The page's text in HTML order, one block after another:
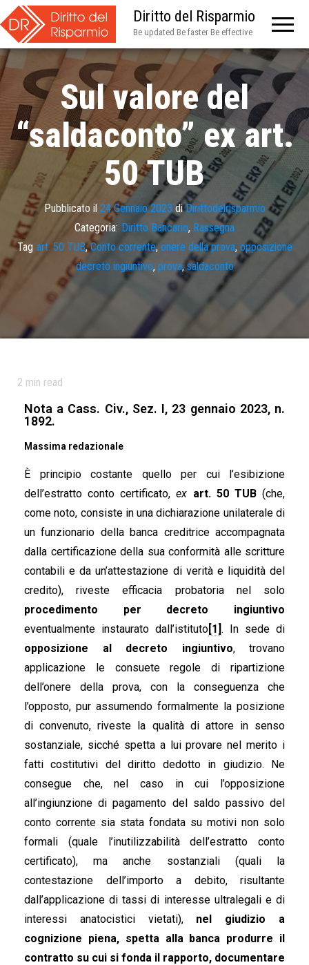
Diritto del Risparmio
Be updated Be faster Be effective
Sul valore del
“saldaconto” ex art.
50 TUB
Pubblicato il 24 Gennaio 2023 diDirittodelrisparmio
Categoria: Diritto Bancario, Rassegna
Tag art. 50 TUB,Conto corrente, onere della prova, opposizione
decreto ingiuntivo, prova, saldaconto
2 min read
Nota a Cass. Civ., Sez. I, 23 gennaio 2023, n.
1892.
Massima redazionale
È principio costante quello per cui l’esibizione
dell’estratto conto certificato,ex art. 50 TUB(che,
come noto, consiste in una dichiarazione unilaterale di
un funzionario della banca creditrice accompagnata
dalla certificazione della sua conformità alle scritture
contabili e da un’attestazione di verità e liquidità del
credito), riveste efficacia probatoria nel solo
procedimento per decreto ingiuntivo
eventualmente instaurato dall’istituto[1]. In sede di
opposizione al decreto ingiuntivo, trovano
applicazione le consuete regole di ripartizione
dell’onere della prova, con la conseguenza che
l’opposto, pur assumendo formalmente la posizione
di convenuto, riveste la qualità di attore in senso
sostanziale, sicché spetta a lui provare nel merito i
fatti costitutivi del diritto dedotto in giudizio. Ne
consegue che, nel caso in cui l’opposizione
all’ingiunzione di pagamento del saldo passivo del
conto corrente sia stata fondata su motivi non solo
formali (quale l’inutilizzabilità dell’estratto conto
certificato), ma anche sostanziali (quali la
contestazione dell’importo a debito, risultante
dall’applicazione di tassi di interesse ultralegali e di
interessi anatocistici vietati), nel giudizio a
cognizione piena, spetta alla banca produrre il
contratto su cui si fonda il rapporto, documentare